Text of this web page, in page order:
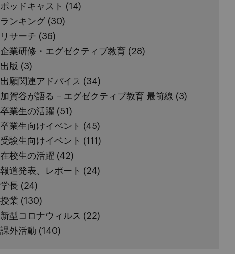
ポッドキャスト (14)
ランキング(30)
リサーチ (36)
企業研修・エグゼクティブ教育 (28)
出版 (3)
出願関連アドバイス (34)
加賀谷が語る − エグゼクティブ教育 最前線 (3)
卒業生の活躍 (51)
卒業生向けイベント (45)
受験生向けイベント (111)
在校生の活躍 (42)
報道発表、レポート (24)
学長 (24)
授業 (130)
新型コロナウィルス (22)
課外活動 (140)